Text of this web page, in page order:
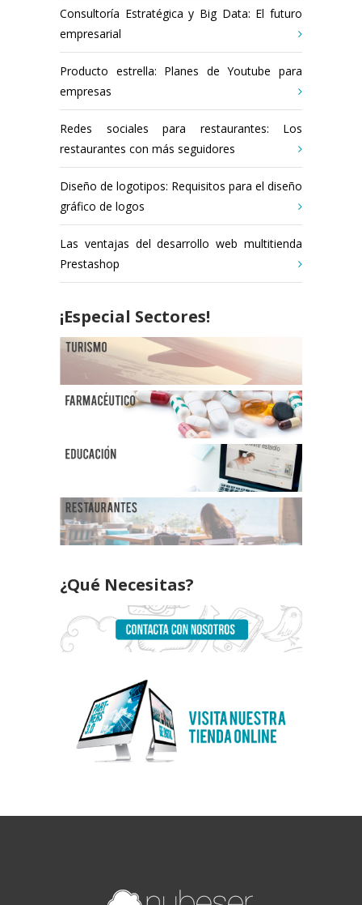
Consultoría Estratégica y Big Data: El futuro
empresarial
Producto estrella: Planes de Youtube para
empresas
Redes sociales para restaurantes: Los
restaurantes con más seguidores
Diseño de logotipos: Requisitos para el diseño
gráfico de logos
Las ventajas del desarrollo web multitienda
Prestashop
¡Especial Sectores!
¿Qué Necesitas?